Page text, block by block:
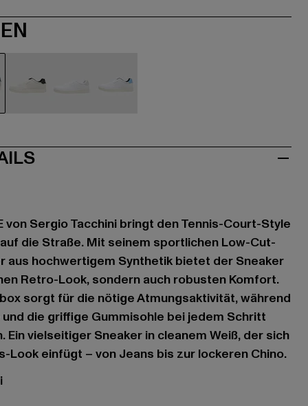
von Sergio Tacchini bringt den Tennis-Court-Style
die Straße. Mit seinem sportlichen Low-Cut-
aus hochwertigem Synthetik bietet der Sneaker
Retro-Look, sondern auch robusten Komfort.
sorgt für die nötige Atmungsaktivität, während
die griffige Gummisohle bei jedem Schritt
Ein vielseitiger Sneaker in cleanem Weiß, der sich
Look einfügt – von Jeans bis zur lockeren Chino.